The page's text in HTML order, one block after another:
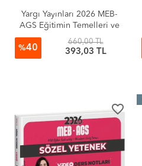
Yargı Yayınları 2026 MEB-
AGS Eğitimin Temelleri ve
Türk Milli Eğitim Sistemi
Konu Anlatımı
%40
660,00 TL
393,03 TL
favorite_border